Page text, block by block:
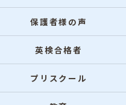
保護者様の声
英検合格者
プリスクール